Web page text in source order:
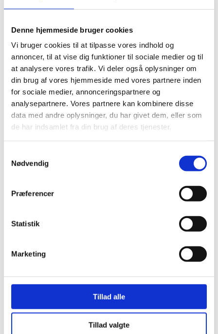
Denne hjemmeside bruger cookies
Vi bruger cookies til at tilpasse vores indhold og
annoncer, til at vise dig funktioner til sociale medier og til
at analysere vores trafik. Vi deler også oplysninger om
din brug af vores hjemmeside med vores partnere inden
for sociale medier, annonceringspartnere og
analysepartnere. Vores partnere kan kombinere disse
data med andre oplysninger, du har givet dem, eller som
de har indsamlet fra din brug af deres tjenester.
Nødvendig
Præferencer
Statistik
Marketing
Tillad alle
Tillad valgte